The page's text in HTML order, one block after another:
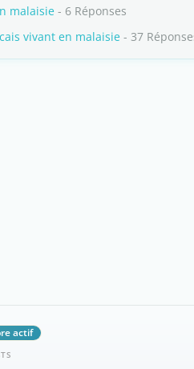
malaisie - 6 Réponses
vivant en malaisie - 37
actif